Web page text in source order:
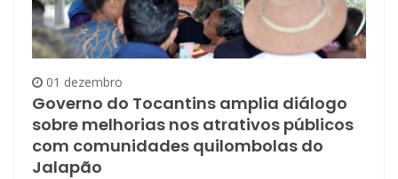
01 dezembro
Governo do Tocantins amplia diálogo
sobre melhorias nos atrativos públicos
com comunidades quilombolas do
Jalapão